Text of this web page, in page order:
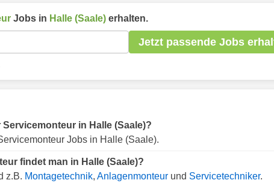
Jobs in Halle (Saale) erhalten.
Jetzt passende Jobs
in Halle (Saale)?
Jobs in Halle (Saale).
findet man in Halle (Saale)?
z.B. Montagetechnik, Anlagenmonteur und Servicetechniker.